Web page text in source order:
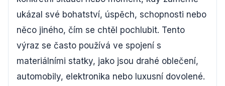
ukázal své bohatství, úspěch, schopnosti nebo
něco jiného, čím se chtěl pochlubit. Tento
výraz se často používá ve spojení s
materiálními statky, jako jsou drahé oblečení,
automobily, elektronika nebo luxusní dovolené.